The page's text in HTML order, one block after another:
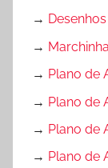
→
→
→ Plano de
→ Plano de
→ Plano de
→ Plano de